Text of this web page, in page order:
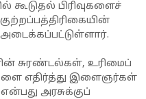
கூடுதல் பிரிவுகளைச்
குற்றப்பத்திரிகையின்
சுரண்டல்கள், உரிமைப்
எதிர்த்து இளைஞர்கள்
அரசுக்குப்